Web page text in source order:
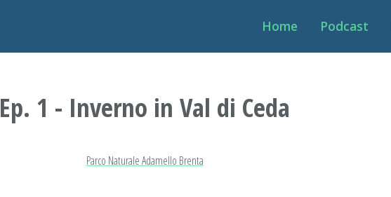
Home Podcast
Ep. 1 - Inverno in Val di Ceda
Parco Naturale Adamello Brenta